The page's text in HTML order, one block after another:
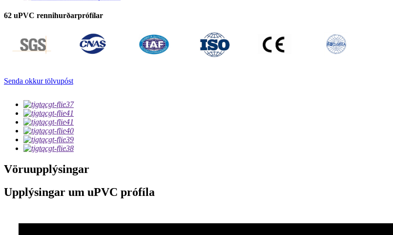
62 uPVC rennihurðarprófílar
Senda okkur tölvupóst
Vöruupplýsingar
Upplýsingar um uPVC prófíla